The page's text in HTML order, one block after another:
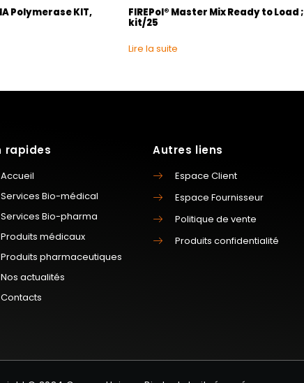
Polymerase KIT, FIREPol® Master Mix Ready to Load ;
kit/25
Lire la suite
rapides
Accueil
Services Bio-médical
Services Bio-pharma
Produits médicaux
Produits pharmaceutiques
Nos actualités
Contacts
Autres liens
Espace Client
Espace Fournisseur
Politique de vente
Produits confidentialité